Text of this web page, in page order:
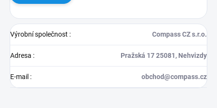
Výrobní společnost : Compass CZ s.r.o.
Adresa : Pražská 17 25081, Nehvizdy
E-mail : obchod@compass.cz